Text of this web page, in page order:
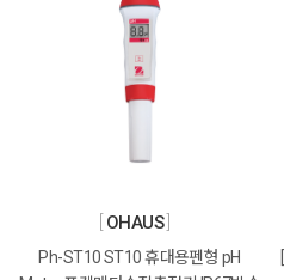
OHAUS
Ph-ST10 ST10 휴대용펜형 pH